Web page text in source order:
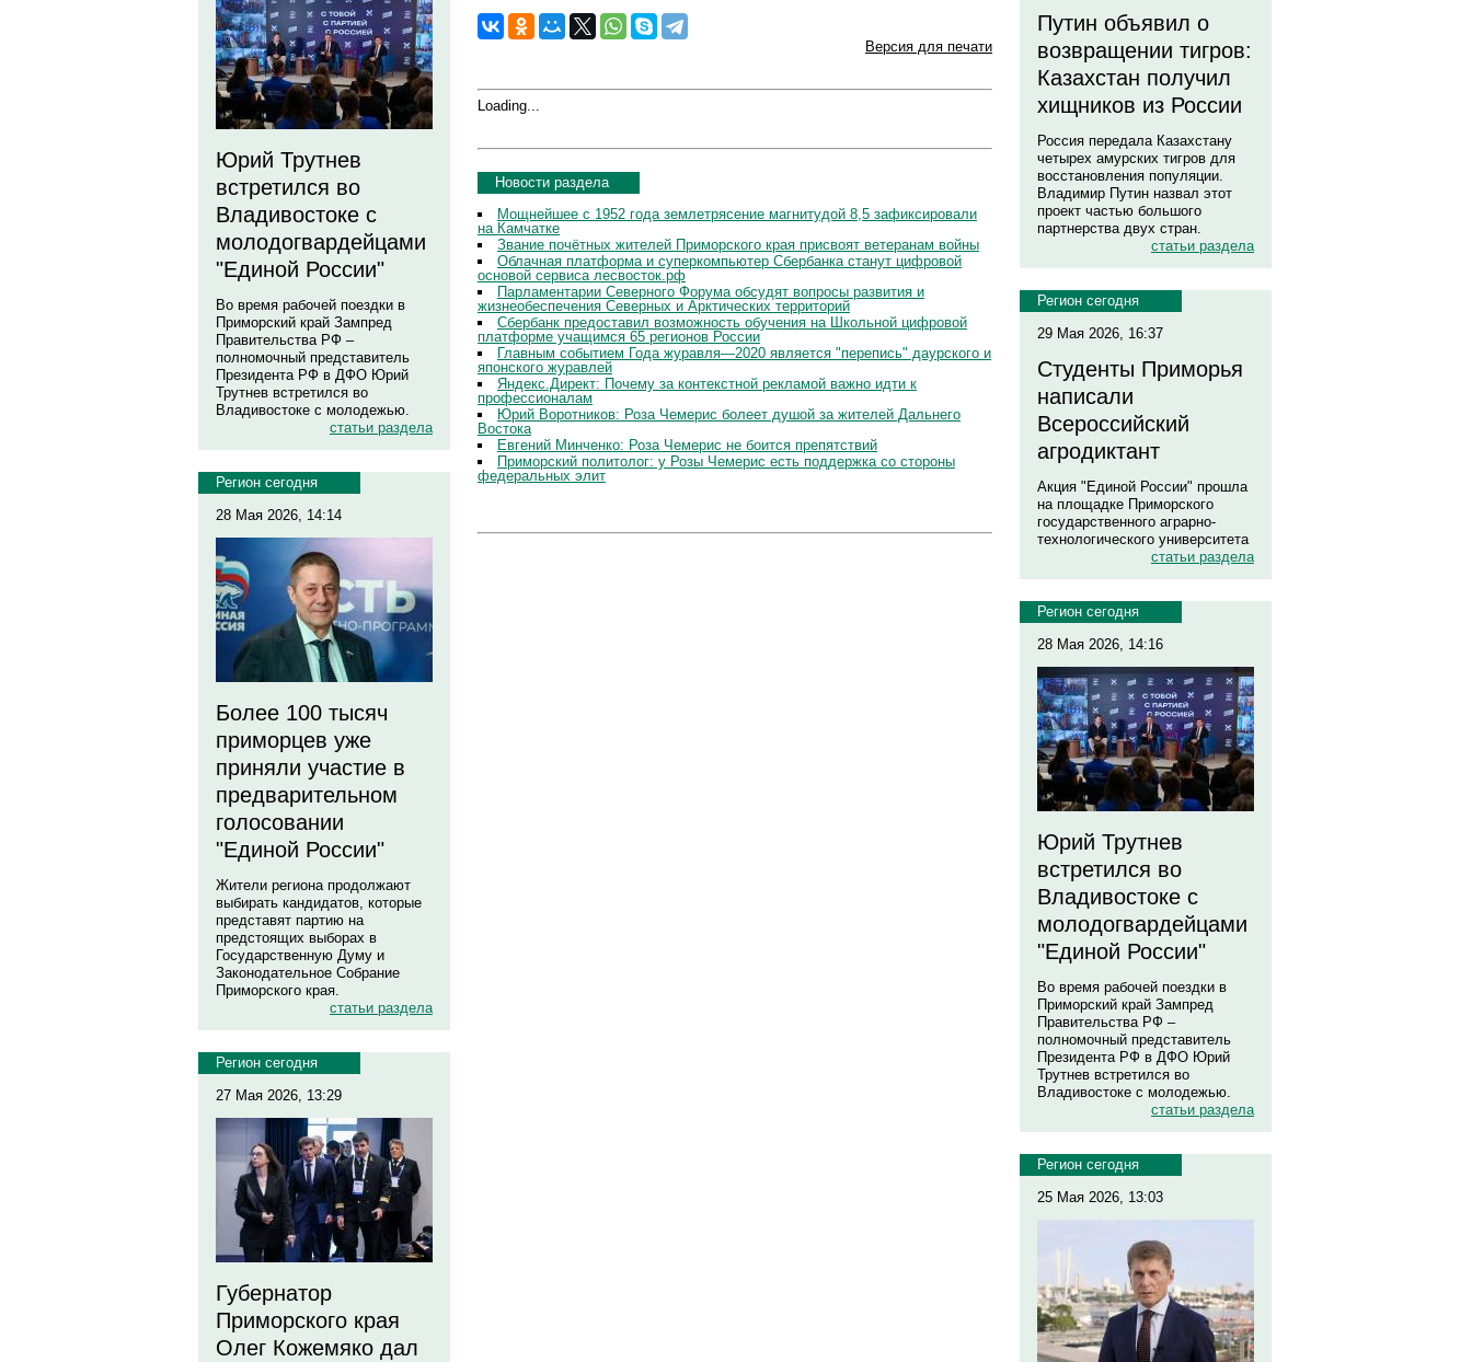
Юрий Трутнев
встретился во
Владивостоке с
молодогвардейцами
"Единой России"
Во время рабочей поездки в
Приморский край Зампред
Правительства РФ –
полномочный представитель
Президента РФ в ДФО Юрий
Трутнев встретился во
Владивостоке с молодежью.
статьи раздела
Регион сегодня
28 Мая 2026, 14:14
Более 100 тысяч
приморцев уже
приняли участие в
предварительном
голосовании
"Единой России"
Жители региона продолжают
выбирать кандидатов, которые
представят партию на
предстоящих выборах в
Государственную Думу и
Законодательное Собрание
Приморского края.
статьи раздела
Регион сегодня
27 Мая 2026, 13:29
Губернатор
Приморского края
Олег Кожемяко дал
Версия для печати
Loading...
Новости раздела
Мощнейшее с 1952 года землетрясение магнитудой 8,5 зафиксировали
на Камчатке
Звание почётных жителей Приморского края присвоят ветеранам войны
Облачная платформа и суперкомпьютер Сбербанка станут цифровой
основой сервиса лесвосток.рф
Парламентарии Северного Форума обсудят вопросы развития и
жизнеобеспечения Северных и Арктических территорий
Сбербанк предоставил возможность обучения на Школьной цифровой
платформе учащимся 65 регионов России
Главным событием Года журавля—2020 является "перепись" даурского и
японского журавлей
Яндекс.Директ: Почему за контекстной рекламой важно идти к
профессионалам
Юрий Воротников: Роза Чемерис болеет душой за жителей Дальнего
Востока
Евгений Минченко: Роза Чемерис не боится препятствий
Приморский политолог: у Розы Чемерис есть поддержка со стороны
федеральных элит
Путин объявил о
возвращении тигров:
Казахстан получил
хищников из России
Россия передала Казахстану
четырех амурских тигров для
восстановления популяции.
Владимир Путин назвал этот
проект частью большого
партнерства двух стран.
статьи раздела
Регион сегодня
29 Мая 2026, 16:37
Студенты Приморья
написали
Всероссийский
агродиктант
Акция "Единой России" прошла
на площадке Приморского
государственного аграрно-
технологического университета
статьи раздела
Регион сегодня
28 Мая 2026, 14:16
Юрий Трутнев
встретился во
Владивостоке с
молодогвардейцами
"Единой России"
Во время рабочей поездки в
Приморский край Зампред
Правительства РФ –
полномочный представитель
Президента РФ в ДФО Юрий
Трутнев встретился во
Владивостоке с молодежью.
статьи раздела
Регион сегодня
25 Мая 2026, 13:03